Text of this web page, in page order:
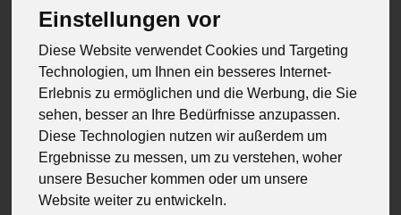
Einstellungen vor
Diese Website verwendet Cookies und Targeting
Technologien, um Ihnen ein besseres Internet-
Erlebnis zu ermöglichen und die Werbung, die Sie
sehen, besser an Ihre Bedürfnisse anzupassen.
Diese Technologien nutzen wir außerdem um
Ergebnisse zu messen, um zu verstehen, woher
unsere Besucher kommen oder um unsere
Website weiter zu entwickeln.